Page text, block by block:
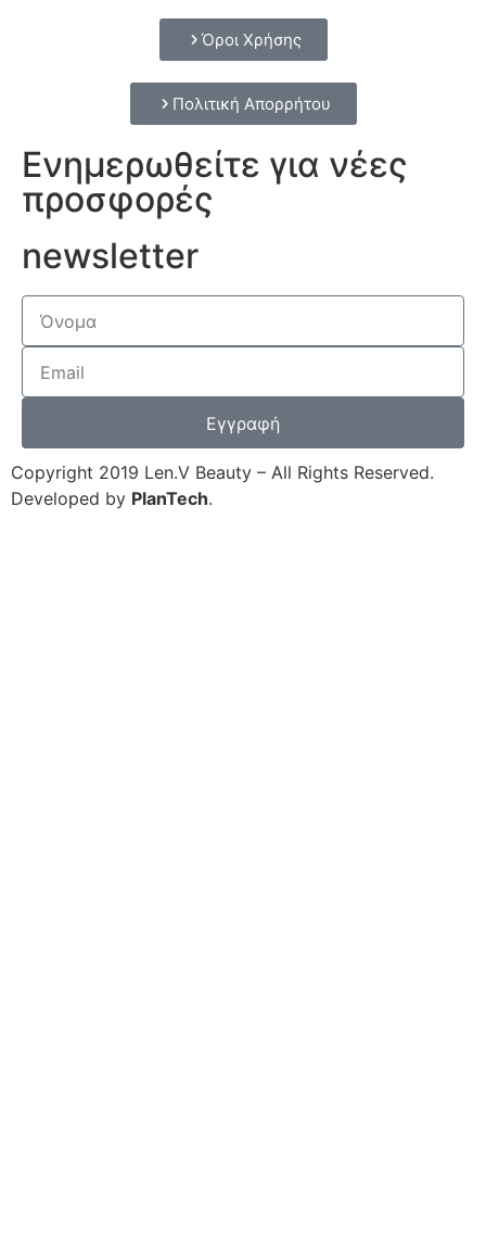
Όροι Χρήσης
Πολιτική Απορρήτου
Ενημερωθείτε για νέες
προσφορές
newsletter
Εγγραφή
Copyright 2019 Len.V Beauty – All Rights Reserved.
Developed by PlanTech.